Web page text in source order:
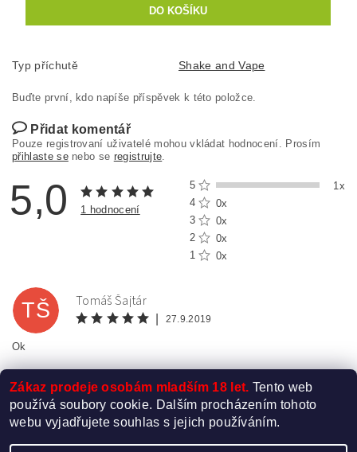
Typ příchutě Shake and Vape
Buďte první, kdo napíše příspěvek k této položce.
Přidat komentář
Pouze registrovaní uživatelé mohou vkládat hodnocení. Prosím
přihlaste senebo se registrujte.
5,0 1 hodnocení
5
1x
4
0x
3
0x
2
0x
1
0x
TŠ Tomáš Šajtár
27.9.2019
Ok
Zákaz prodeje osobám mladším 18 let. Tento web
používá soubory cookie. Dalším procházením tohoto
webu vyjadřujete souhlas s jejich používáním.